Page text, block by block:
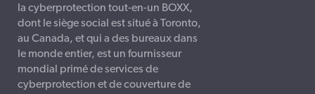
la cyberprotection tout-en-un BOXX,
dont le siège social est situé à Toronto,
au Canada, et qui a des bureaux dans
le monde entier, est un fournisseur
mondial primé de services de
cyberprotection et de couverture de